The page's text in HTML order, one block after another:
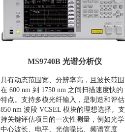
MS9740B 光谱分析仪
具有动态范围宽、分辨率高，且波长范围
在 600 nm 到 1750 nm 之间扫描速度快的
特点。支持多模光纤输入，是制造和评估
850 nm 波段 VCSEL 模块的理想选择。支
持关键评估项目的一次性测量，例如光学
中心波长、电平、光信噪比、频谱宽度